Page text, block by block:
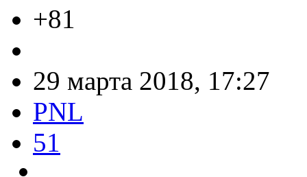
+81
29 марта 2018, 17:27
PNL
51